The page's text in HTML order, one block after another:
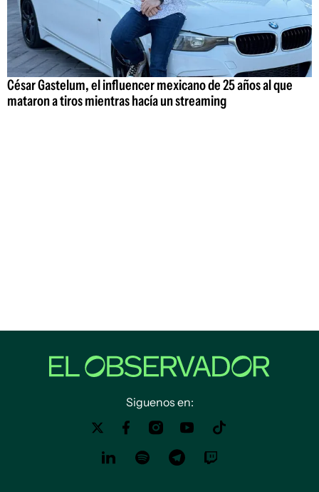
César Gastelum, el influencer mexicano de 25 años al que
mataron a tiros mientras hacía un streaming
Siguenos en: